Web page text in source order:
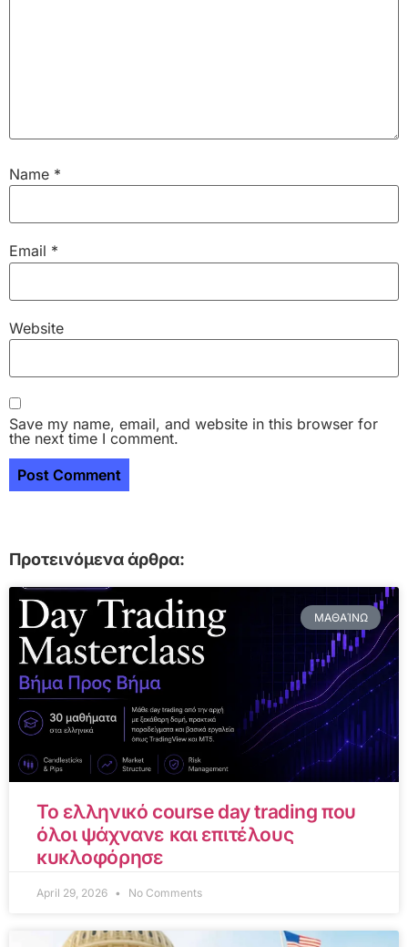
Name *
Email *
Website
Save my name, email, and website in this browser for
the next time I comment.
Προτεινόμενα άρθρα:
ΜΑΘΑΊΝΩ
Το ελληνικό course day trading που
όλοι ψάχνανε και επιτέλους
κυκλοφόρησε
April 29, 2026 No Comments